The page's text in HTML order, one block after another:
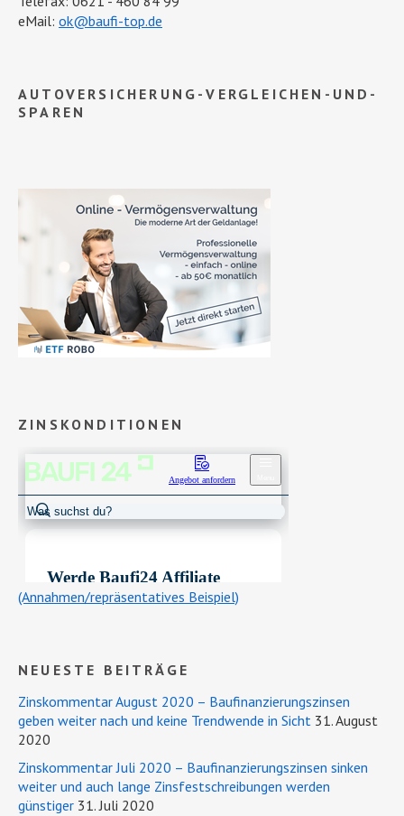
eMail: ok@baufi-top.de
AUTOVERSICHERUNG-VERGLEICHEN-UND-
SPAREN
ZINSKONDITIONEN
(Annahmen/repräsentatives Beispiel)
NEUESTE BEITRÄGE
Zinskommentar August 2020 – Baufinanzierungszinsen
geben weiter nach und keine Trendwende in Sicht 31. August
2020
Zinskommentar Juli 2020 – Baufinanzierungszinsen sinken
weiter und auch lange Zinsfestschreibungen werden
günstiger 31. Juli 2020